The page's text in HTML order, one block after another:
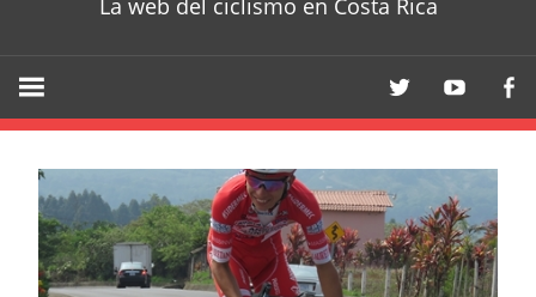
La web del ciclismo en Costa Rica